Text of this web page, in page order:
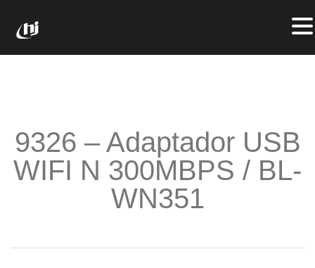
9326 – Adaptador USB
WIFI N 300MBPS / BL-
WN351